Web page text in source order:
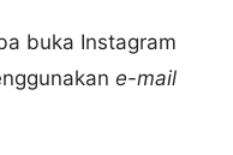
buka Instagram
e-mail